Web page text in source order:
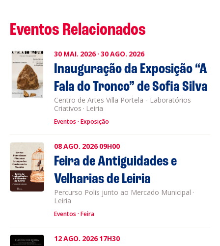
Eventos Relacionados
30 MAI. 2026 · 30AGO. 2026
Inauguração da Exposição “A
Fala do Tronco” de Sofia Silva
Centro de Artes Villa Portela - Laboratórios
Criativos · Leiria
Eventos Exposição
08AGO. 2026 09H00
Feira de Antiguidades e
Velharias de Leiria
Percurso Polis junto ao Mercado Municipal ·
Leiria
Eventos Feira
12AGO. 2026 17H30